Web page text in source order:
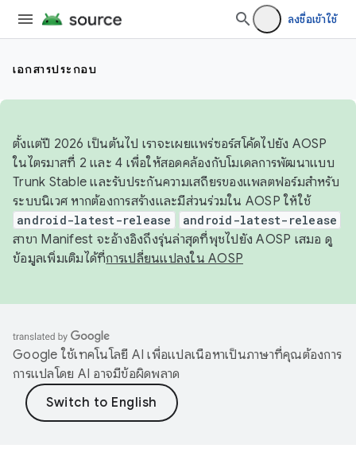
ลงชื่อเข้าใช้
เอกสารประกอบ
ตั้งแต่ปี 2026 เป็นต้นไป เราจะเผยแพร่ซอร์สโค้ดไปยัง AOSP
ในไตรมาสที่ 2 และ 4 เพื่อให้สอดคล้องกับโมเดลการพัฒนาแบบ
Trunk Stable และรับประกันความเสถียรของแพลตฟอร์มสำหรับ
ระบบนิเวศ หากต้องการสร้างและมีส่วนร่วมใน AOSP ให้ใช้
android-latest-release android-latest-release
สาขา Manifest จะอ้างอิงถึงรุ่นล่าสุดที่พุชไปยัง AOSP เสมอ ดู
ข้อมูลเพิ่มเติมได้ที่การเปลี่ยนแปลงใน AOSP
Google ใช้เทคโนโลยี AI เพื่อแปลเนื้อหาเป็นภาษาที่คุณต้องการ
การแปลโดย AI อาจมีข้อผิดพลาด